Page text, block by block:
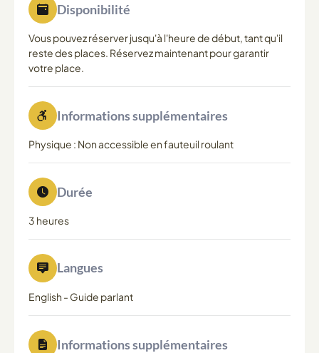
Disponibilité
Vous pouvez réserver jusqu'à l'heure de début, tant qu'il
reste des places. Réservez maintenant pour garantir
votre place.
Informations supplémentaires
Physique : Non accessible en fauteuil roulant
Durée
3 heures
Langues
English - Guide parlant
Informations supplémentaires